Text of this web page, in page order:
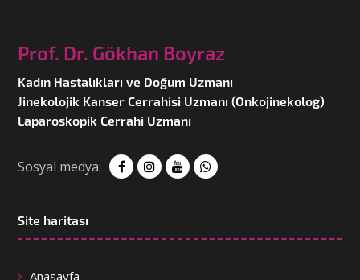
Prof. Dr. Gökhan Boyraz
Kadın Hastalıkları ve Doğum Uzmanı
Jinekolojik Kanser Cerrahisi Uzmanı (Onkojinekolog)
Laparoskopik Cerrahi Uzmanı
Sosyal medya:
Site haritası
Anasayfa